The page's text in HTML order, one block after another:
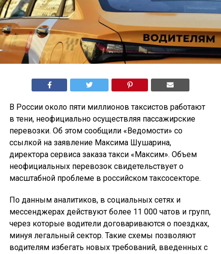
В России около пяти миллионов таксистов работают
в тени, неофициально осуществляя пассажирские
перевозки. Об этом сообщили «Ведомости» со
ссылкой на заявление Максима Шушарина,
директора сервиса заказа такси «Максим». Объем
неофициальных перевозок свидетельствует о
масштабной проблеме в российском таксосекторе.
По данным аналитиков, в социальных сетях и
мессенджерах действуют более 11 000 чатов и групп,
через которые водители договариваются о поездках,
минуя легальный сектор. Такие схемы позволяют
водителям избегать новых требований, введенных с